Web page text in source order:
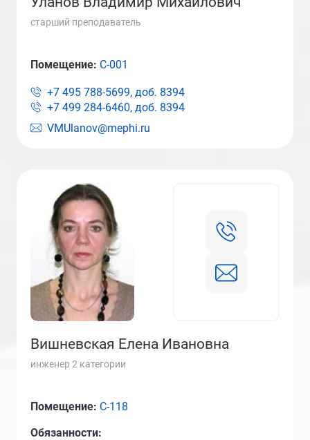
старший преподаватель
VMUlanov@mephi.ru
Помещение: С-001
+7 495 788-5699, доб. 8394
+7 499 284-6460, доб. 8394
Вишневская Елена Ивановна
инженер 2 категории
Помещение: С-118
Обязанности: